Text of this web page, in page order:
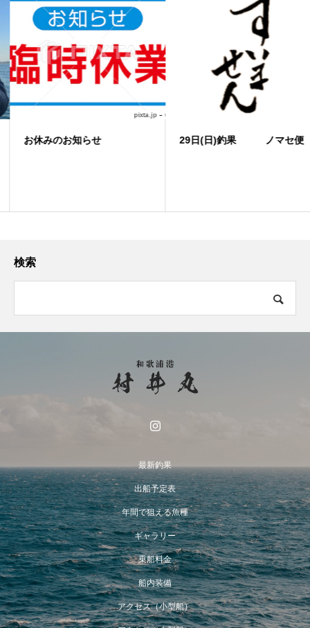
お休みのお知らせ 29日(日)釣果 ノマセ便
検索
最新釣果
出船予定表
年間で狙える魚種
ギャラリー
乗船料金
船内装備
アクセス（小型船）